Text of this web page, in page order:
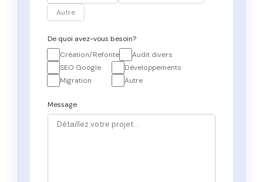
Autre
De quoi avez-vous besoin?
Création/Refonte
Audit divers
SEO Google
Développements
Migration
Autre
Message